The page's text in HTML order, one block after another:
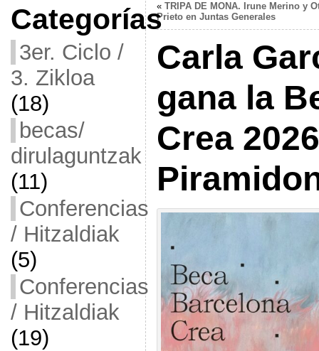
Categorías
3er. Ciclo /
3. Zikloa
(18)
becas/
dirulaguntzak
(11)
Conferencias
/ Hitzaldiak
(5)
Conferencias
/ Hitzaldiak
(19)
« TRIPA DE MONA. Irune Merino y
Prieto en Juntas Generales
Carla
gana la
Crea